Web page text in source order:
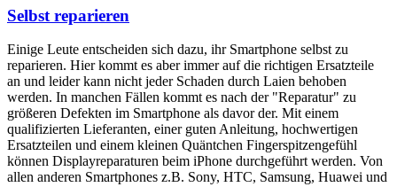
Selbst reparieren
Einige Leute entscheiden sich dazu, ihr Smartphone selbst zu
reparieren. Hier kommt es aber immer auf die richtigen Ersatzteile
an und leider kann nicht jeder Schaden durch Laien behoben
werden. In manchen Fällen kommt es nach der "Reparatur" zu
größeren Defekten im Smartphone als davor der. Mit einem
qualifizierten Lieferanten, einer guten Anleitung, hochwertigen
Ersatzteilen und einem kleinen Quäntchen Fingerspitzengefühl
können Displayreparaturen beim iPhone durchgeführt werden. Von
allen anderen Smartphones z.B. Sony, HTC, Samsung, Huawei und